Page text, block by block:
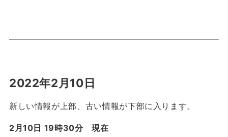
2022年2月10日
新しい情報が上部、古い情報が下部に入ります。
2月10日 19時30分 現在